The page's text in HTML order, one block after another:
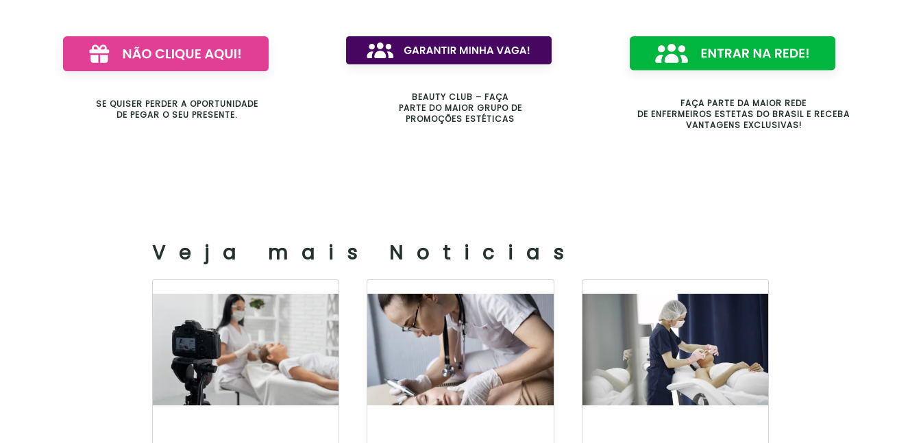
SE QUISER PERDER A OPORTUNIDADE
DE PEGAR O SEU PRESENTE.
BEAUTY CLUB – FAÇA
PARTE DO MAIOR GRUPO DE
PROMOÇÕES ESTÉTICAS
FAÇA PARTE DA MAIOR REDE
DE ENFERMEIROS ESTETAS DO BRASIL E RECEBA
VANTAGENS EXCLUSIVAS!
Veja mais Noticias